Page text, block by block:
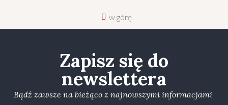
w górę
Zapisz się do
newslettera
Bądź zawsze na bieżąco z najnowszymi informacjami